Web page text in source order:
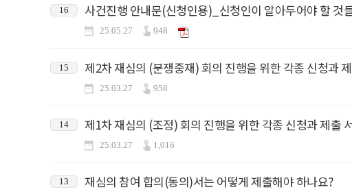
16 사건진행 안내문(신청인용)_신청인이 알아두어야 할 것
25.05.27 948
15 제2차 재심의 (분쟁중재) 회의 진행을 위한 각종 신청과
25.03.27 958
14 제1차 재심의 (조정) 회의 진행을 위한 각종 신청과 제출
25.03.27 1,016
13 재심의 참여 합의(동의)서는 어떻게 제출해야 하나요?